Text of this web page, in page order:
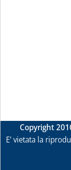
Copyright
E' vietata la